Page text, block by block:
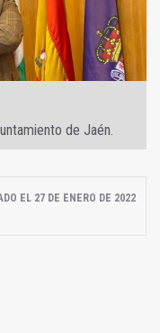
de Jaén.
EL 27 DE ENERO DE 2022